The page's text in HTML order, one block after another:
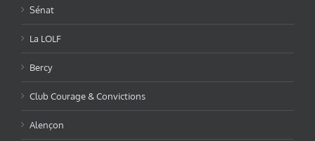
Sénat
La LOLF
Bercy
Club Courage & Convictions
Alençon